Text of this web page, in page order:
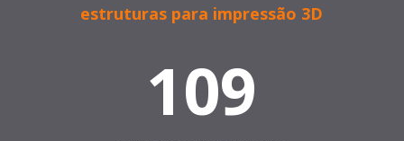
estruturas para impressão 3D
109